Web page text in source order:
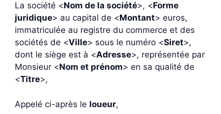
La société <Nom de la société>, <Forme
juridique> au capital de <Montant> euros,
immatriculée au registre du commerce et des
sociétés de <Ville> sous le numéro <Siret>,
dont le siège est à <Adresse>, représentée par
Monsieur <Nom et prénom> en sa qualité de
<Titre>,
Appelé ci-après le loueur,